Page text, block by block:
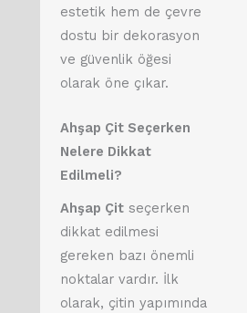
estetik hem de çevre
dostu bir dekorasyon
ve güvenlik öğesi
olarak öne çıkar.
Ahşap Çit Seçerken
Nelere Dikkat
Edilmeli?
Ahşap Çitseçerken
dikkat edilmesi
gereken bazı önemli
noktalar vardır. İlk
olarak, çitin yapımında